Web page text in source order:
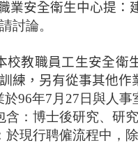
業安全衛生中心提：
討論。
校教職員工生安全衛
練，另有從事其他作
於96年7月27日與人
含：博士後研究、研
於現行聘僱流程中，